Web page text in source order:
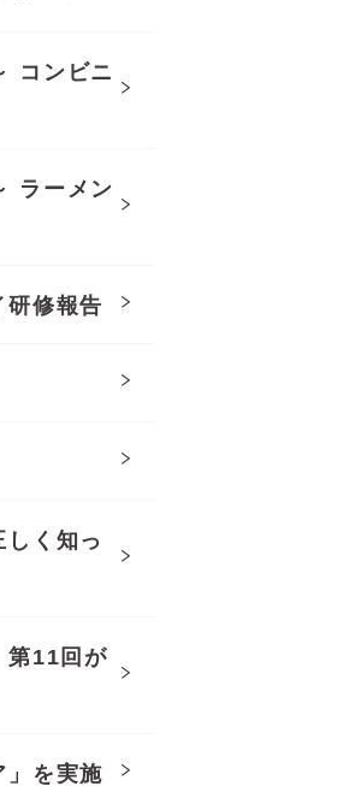
コンビニ
ラーメン
修報告
く知っ
第11回が
」を実施